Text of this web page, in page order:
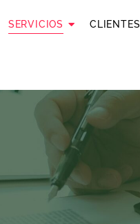
SERVICIOS CLIENTES